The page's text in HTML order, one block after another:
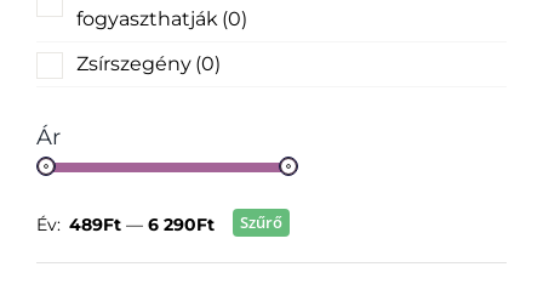
fogyaszthatják (0)
Zsírszegény (0)
Ár
Szűrő
Év: 489Ft — 6 290Ft